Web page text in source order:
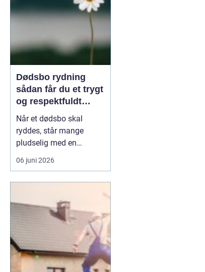
Dødsbo rydning
sådan får du et trygt
og respektfuldt
forløb
Når et dødsbo skal
ryddes, står mange
pludselig med en
praktisk og
følelsesmæssig opgave
rummer minder, og
samtidig er der
tidsfrister, økonomi og
måske uenighed i
familien. Her kan en
professionel løsn...
06 juni 2026